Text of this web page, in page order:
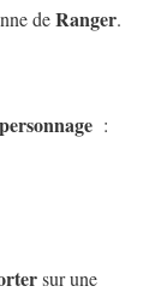
deRanger.
:
sur une